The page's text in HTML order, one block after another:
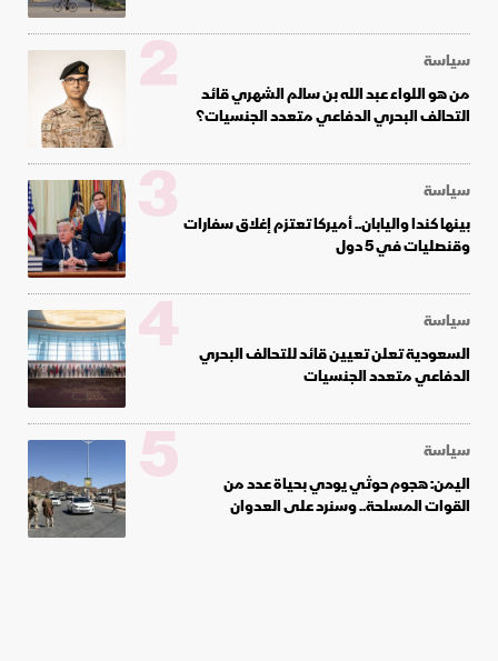
سياسة
من هو اللواء عبد الله بن سالم الشهري قائد
التحالف البحري الدفاعي متعدد الجنسيات؟
2
سياسة
بينها كندا واليابان.. أميركا تعتزم إغلاق سفارات
وقنصليات في 5 دول
3
سياسة
السعودية تعلن تعيين قائد للتحالف البحري
الدفاعي متعدد الجنسيات
4
سياسة
اليمن: هجوم حوثي يودي بحياة عدد من
القوات المسلحة.. وسنرد على العدوان
5